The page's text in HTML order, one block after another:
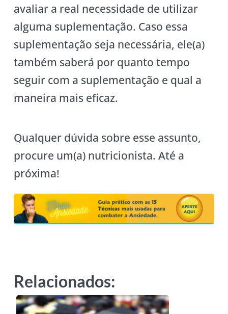
avaliar a real necessidade de utilizar
alguma suplementação. Caso essa
suplementação seja necessária, ele(a)
também saberá por quanto tempo
seguir com a suplementação e qual a
maneira mais eficaz.
Qualquer dúvida sobre esse assunto,
procure um(a) nutricionista. Até a
próxima!
Relacionados: